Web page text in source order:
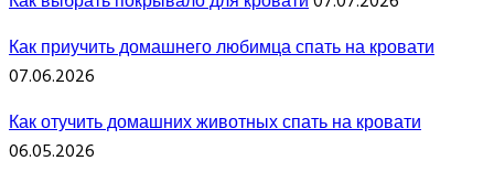
Как приучить домашнего любимца спать на кровати
07.06.2026
Как отучить домашних животных спать на кровати
06.05.2026